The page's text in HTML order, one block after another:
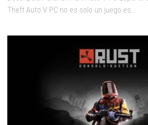
Theft Auto V PC no es solo un juego es...